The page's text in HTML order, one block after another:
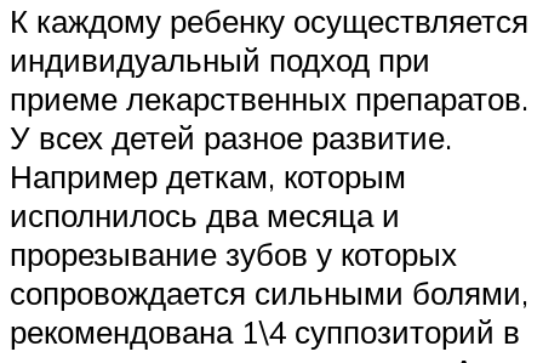
К каждому ребенку осуществляется
индивидуальный подход при
приеме лекарственных препаратов.
У всех детей разное развитие.
Например деткам, которым
исполнилось два месяца и
прорезывание зубов у которых
сопровождается сильными болями,
рекомендована 1\4 суппозиторий в